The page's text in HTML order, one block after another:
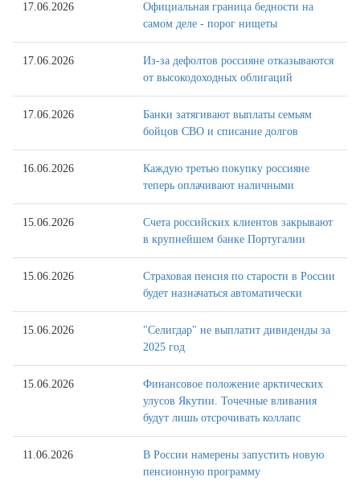
17.06.2026
Официальная граница бедности на
самом деле - порог нищеты
17.06.2026
Из-за дефолтов россияне отказываются
от высокодоходных облигаций
17.06.2026
Банки затягивают выплаты семьям
бойцов СВО и списание долгов
16.06.2026
Каждую третью покупку россияне
теперь оплачивают наличными
15.06.2026
Счета российских клиентов закрывают
в крупнейшем банке Португалии
15.06.2026
Страховая пенсия по старости в России
будет назначаться автоматически
15.06.2026
"Селигдар" не выплатит дивиденды за
2025 год
15.06.2026
Финансовое положение арктических
улусов Якутии. Точечные вливания
будут лишь отсрочивать коллапс
11.06.2026
В России намерены запустить новую
пенсионную программу